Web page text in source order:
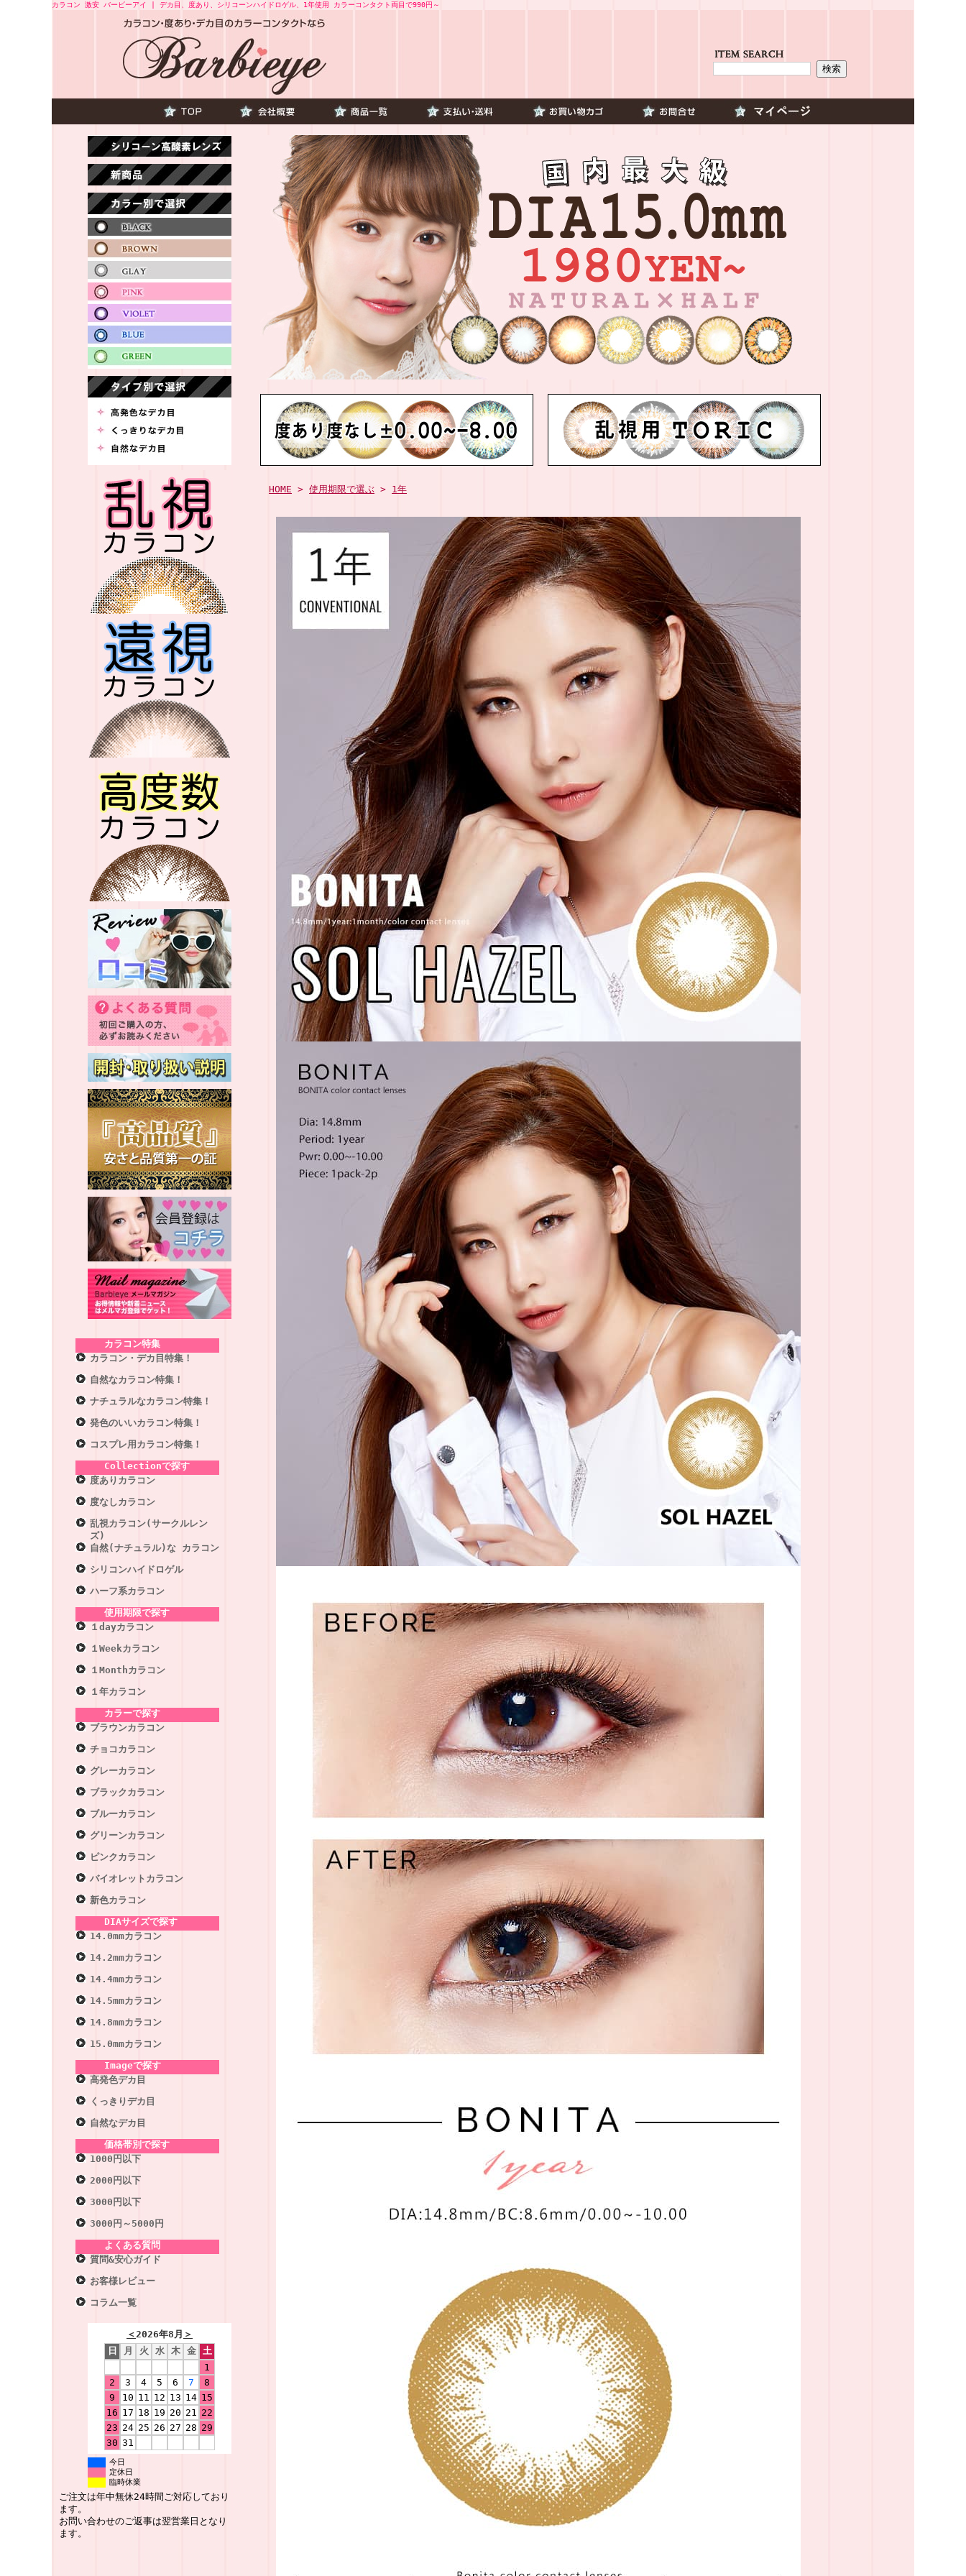
カラコン 激安 バービーアイ | デカ目、度あり、シリコーンハイドロゲル、1年使用 カラーコンタクト両目で990円～
カラコン特集
カラコン・デカ目特集！
自然なカラコン特集！
ナチュラルなカラコン特集！
発色のいいカラコン特集！
コスプレ用カラコン特集！
Collectionで探す
度ありカラコン
度なしカラコン
乱視カラコン(サークルレン
ズ)
自然(ナチュラル)な カラコン
シリコンハイドロゲル
ハーフ系カラコン
使用期限で探す
１dayカラコン
１Weekカラコン
１Monthカラコン
１年カラコン
カラーで探す
ブラウンカラコン
チョコカラコン
グレーカラコン
ブラックカラコン
ブルーカラコン
グリーンカラコン
ピンクカラコン
バイオレットカラコン
新色カラコン
DIAサイズで探す
14.0mmカラコン
14.2mmカラコン
14.4mmカラコン
14.5mmカラコン
14.8mmカラコン
15.0mmカラコン
Imageで探す
高発色デカ目
くっきりデカ目
自然なデカ目
価格帯別で探す
1000円以下
2000円以下
3000円以下
3000円～5000円
よくある質問
質問&安心ガイド
お客様レビュー
コラム一覧
＜2026年8月 ＞
日
月 火 水 木 金
土
1
2
3 4 5 6 7
8
9
10 11 12 13 14 15
16 17 18 19 20 21 22
23 24 25 26 27 28 29
30 31
今日
定休日
臨時休業
ご注文は年中無休24時間ご対応しており
ます。
お問い合わせのご返事は翌営業日となり
ます。
HOME > 使用期限で選ぶ > 1年